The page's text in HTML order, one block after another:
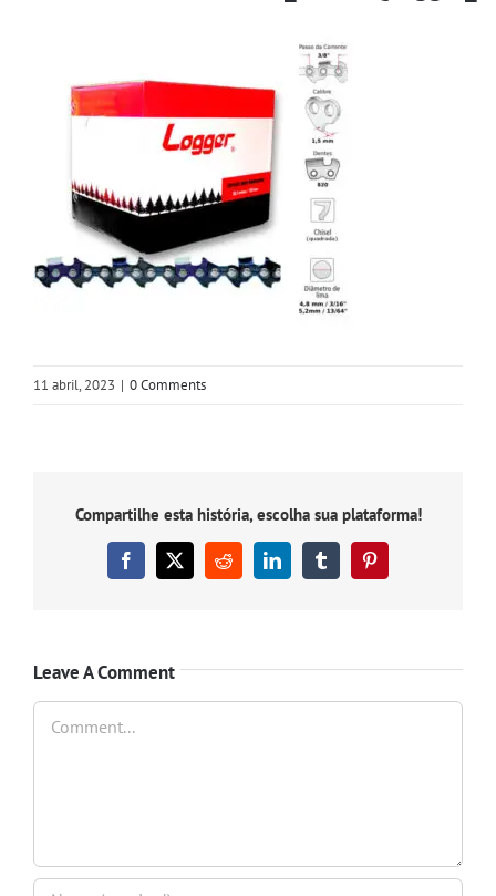
11 abril, 2023 | 0 Comments
Compartilhe esta história, escolha sua plataforma!
Facebook
X RedditLinkedInTumblrPinterest
Leave A Comment